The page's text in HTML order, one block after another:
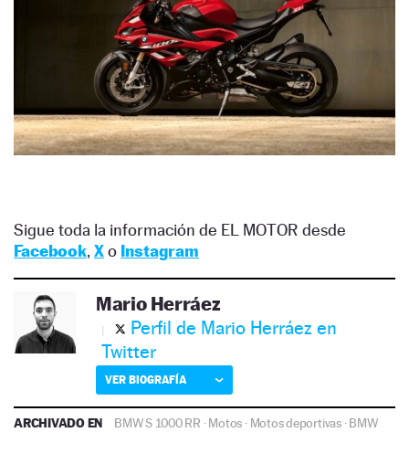
Sigue toda la información de EL MOTOR desde
Facebook, Xo Instagram
Mario Herráez
Perfil de Mario Herráez en
Twitter
VER BIOGRAFÍA
ARCHIVADO EN BMW S 1000 RR ·Motos · Motos deportivas·BMW